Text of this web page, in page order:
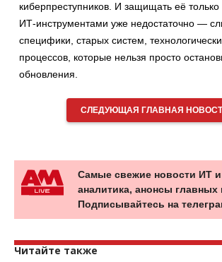
киберпреступников. И защищать её только
ИТ-инструментами уже недостаточно —
специфики, старых систем,
процессов, которые нельзя просто
обновления.
СЛЕДУЮЩАЯ ГЛАВНАЯ
Самые свежие новости ИТ
аналитика, анонсы главных
Подписывайтесь на
Читайте также